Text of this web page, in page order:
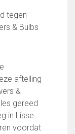
tegen
& Bulbs
aftelling
&
gereed
in Lisse.
voordat